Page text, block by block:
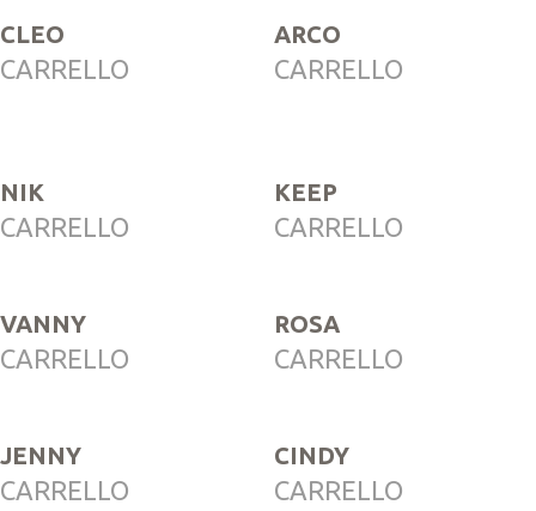
CLEO
CARRELLO
ARCO
CARRELLO
NIK
CARRELLO
KEEP
CARRELLO
VANNY
CARRELLO
ROSA
CARRELLO
JENNY
CARRELLO
CINDY
CARRELLO